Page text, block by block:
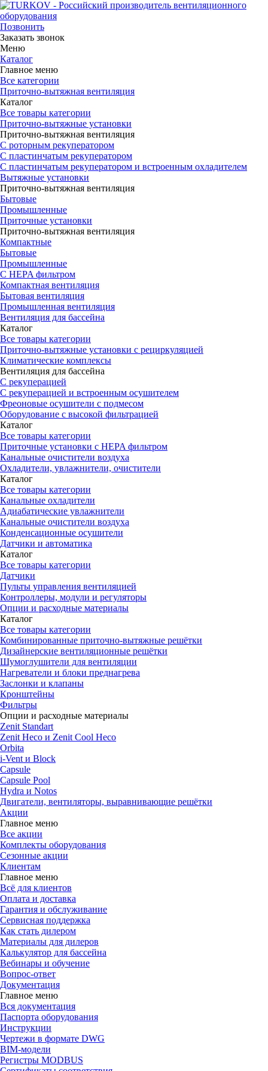
Позвонить
Заказать звонок
Меню
Каталог
Главное меню
Все категории
Приточно-вытяжная вентиляция
Каталог
Все товары категории
Приточно-вытяжные установки
Приточно-вытяжная вентиляция
С роторным рекуператором
С пластинчатым рекуператором
С пластинчатым рекуператором и встроенным охладителем
Вытяжные установки
Приточно-вытяжная вентиляция
Бытовые
Промышленные
Приточные установки
Приточно-вытяжная вентиляция
Компактные
Бытовые
Промышленные
С HEPA фильтром
Компактная вентиляция
Бытовая вентиляция
Промышленная вентиляция
Вентиляция для бассейна
Каталог
Все товары категории
Приточно-вытяжные установки с рециркуляцией
Климатические комплексы
Вентиляция для бассейна
С рекуперацией
С рекуперацией и встроенным осушителем
Фреоновые осушители с подмесом
Оборудование с высокой фильтрацией
Каталог
Все товары категории
Приточные установки c HEPA фильтром
Канальные очистители воздуха
Охладители, увлажнители, очистители
Каталог
Все товары категории
Канальные охладители
Адиабатические увлажнители
Канальные очистители воздуха
Конденсационные осушители
Датчики и автоматика
Каталог
Все товары категории
Датчики
Пульты управления вентиляцией
Контроллеры, модули и регуляторы
Опции и расходные материалы
Каталог
Все товары категории
Комбинированные приточно-вытяжные решётки
Дизайнерские вентиляционные решётки
Шумоглушители для вентиляции
Нагреватели и блоки преднагрева
Заслонки и клапаны
Кронштейны
Фильтры
Опции и расходные материалы
Zenit Standart
Zenit Heco и Zenit Cool Heco
Orbita
i-Vent и Block
Capsule
Capsule Pool
Hydra и Notos
Двигатели, вентиляторы, выравнивающие решётки
Акции
Главное меню
Все акции
Комплекты оборудования
Сезонные акции
Клиентам
Главное меню
Всё для клиентов
Оплата и доставка
Гарантия и обслуживание
Сервисная поддержка
Как стать дилером
Материалы для дилеров
Калькулятор для бассейна
Вебинары и обучение
Вопрос-ответ
Документация
Главное меню
Вся документация
Паспорта оборудования
Инструкции
Чертежи в формате DWG
BIM-модели
Регистры MODBUS